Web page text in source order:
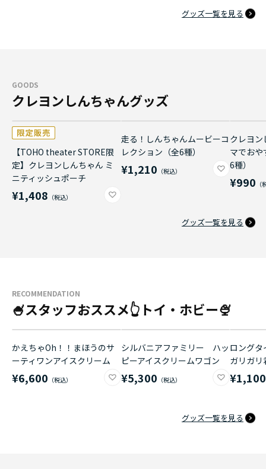
グッズ一覧を見る
GOODS
クレヨンしんちゃんグッズ
【TOHO theater STORE限
定】クレヨンしんちゃん ミ
ニティッシュポーチ
¥1,408
走る！しんちゃんムービーコ
レクション（全6種）
¥1,210
クレヨ
マでお
6種）
¥990
グッズ一覧を見る
RECOMMENDATION
🍧スタッフおススメ👆トイ・ホビー🍨
かえちゃOh！！まほうのサ
ーティワンアイスクリーム
¥6,600
シルバニアファミリー ハッ
ピーアイスクリームワゴン
¥5,300
ロング
ガリガ
¥1,100
グッズ一覧を見る